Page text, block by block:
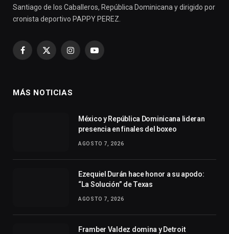
Santiago de los Caballeros, República Dominicana y dirigido por
cronista deportivo PAPPY PEREZ.
Facebook
X
InstagramYouTube
MÁS NOTICIAS
México y República Dominicana lideran
presencia en finales del boxeo
AGOSTO 7, 2026
Ezequiel Durán hace honor a su apodo:
“La Solución” de Texas
AGOSTO 7, 2026
Framber Valdez domina y Detroit